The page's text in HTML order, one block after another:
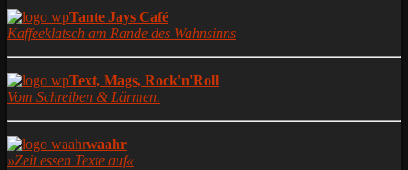
Tante Jays Café
Kaffeeklatsch am Rande des Wahnsinns
Text, Mags, Rock'n'Roll
Vom Schreiben & Lärmen.
waahr
»Zeit essen Texte auf«